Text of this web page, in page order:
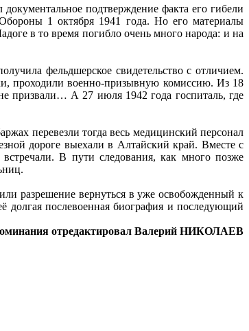
подтверждение факта его гибели
1 октября 1941 года. Но его материалы
в то время погибло очень много народа: и на
фельдшерское свидетельство с отличием.
проходили военно-призывную комиссию. Из 18
призвали… А 27 июля 1942 года госпиталь, где
перевезли тогда весь медицинский персонал
дороге выехали в Алтайский край. Вместе с
В пути следования, как много позже
разрешение вернуться в уже освобожденный к
послевоенная биография и последующий
отредактировал Валерий НИКОЛАЕВ